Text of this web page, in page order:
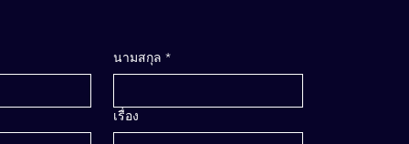
นามสกุล *
เรื่อง